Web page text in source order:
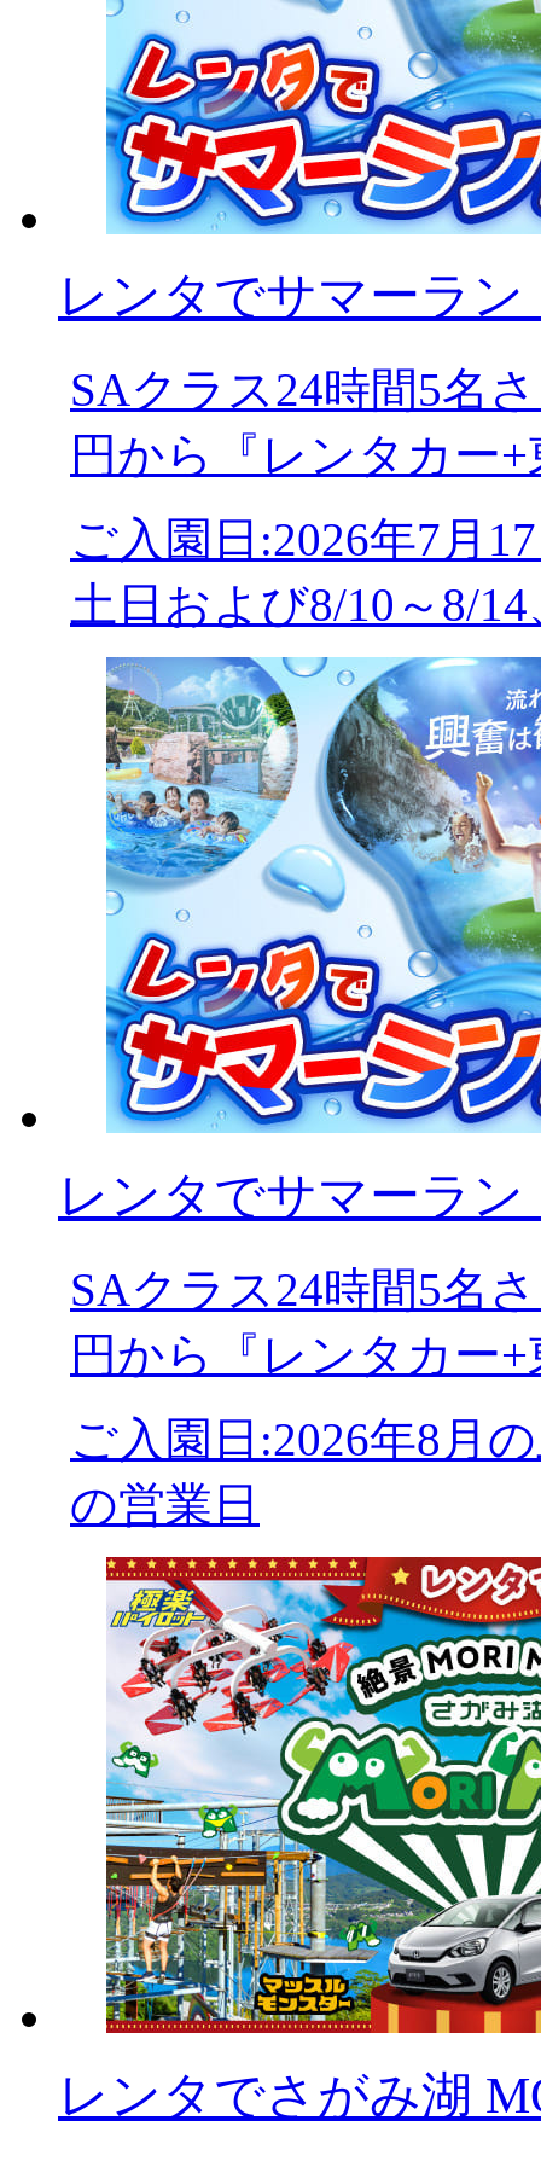
レンタでサマーラン
SAクラス24時間5名
円から『レンタカー
ご入園日:2026年7月
土日および8/10～8/
レンタでサマーラン
SAクラス24時間5名
円から『レンタカー
ご入園日:2026年8月
の営業日
レンタでさがみ湖